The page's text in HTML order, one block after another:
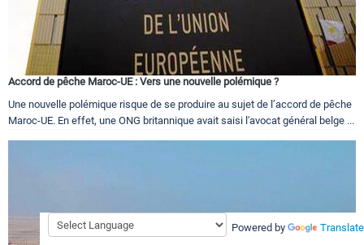
Accord de pêche Maroc-UE : Vers une nouvelle polémique ?
Une nouvelle polémique risque de se produire au sujet de l’accord de pêche
Maroc-UE. En effet, une ONG britannique avait saisi l'avocat général belge ...
Powered by Translate